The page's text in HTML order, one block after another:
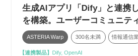
生成AIアプリ「Dify」と連携
を構築。ユーザーコミュニテ
ASTERIA Warp 300名未満 情報通信
【連携製品】 Dify, OpenAI